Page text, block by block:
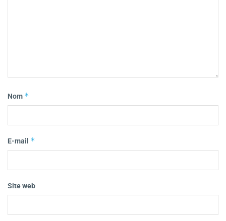
Nom *
E-mail *
Site web